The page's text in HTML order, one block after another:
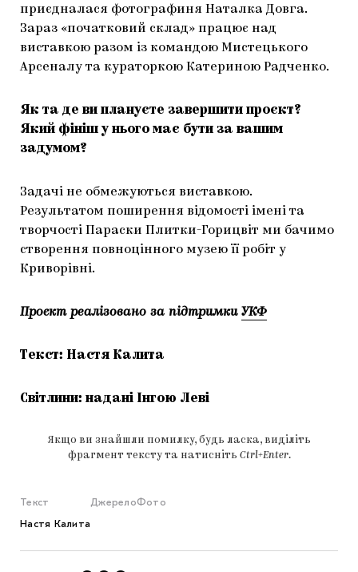
приєдналася фотографиня Наталка Довга.
Зараз «початковий склад» працює над
виставкою разом із командою Мистецького
Арсеналу та кураторкою Катериною Радченко.
Як та де ви плануєте завершити проєкт?
Який фініш у нього має бути за вашим
задумом?
Задачі не обмежуються виставкою.
Результатом поширення відомості імені та
творчості Параски Плитки-Горицвіт ми бачимо
створення повноцінного музею її робіт у
Криворівні.
Проєкт реалізовано за підтримки УКФ
Текст: Настя Калита
Світлини: надані Інгою Леві
Якщо ви знайшли помилку, будь ласка, виділіть
фрагмент тексту та натисніть Ctrl+Enter.
Текст
Настя Калита
ДжерелоФото